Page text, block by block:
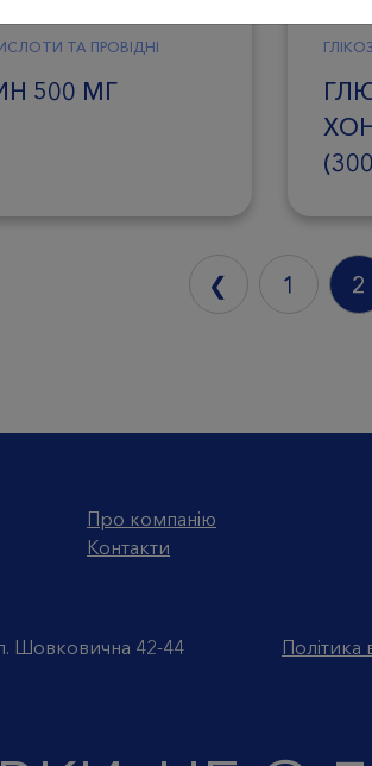
ТА ПРОВІДНІ
500 МГ
❮ 1 2
Про компанію
Контакти
Шовковична 42-44 Політика